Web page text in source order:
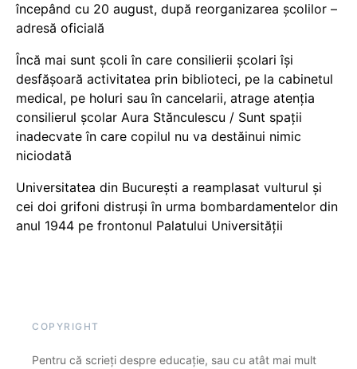
începând cu 20 august, după reorganizarea școlilor –
adresă oficială
Încă mai sunt școli în care consilierii școlari își
desfășoară activitatea prin biblioteci, pe la cabinetul
medical, pe holuri sau în cancelarii, atrage atenția
consilierul școlar Aura Stănculescu / Sunt spații
inadecvate în care copilul nu va destăinui nimic
niciodată
Universitatea din București a reamplasat vulturul și
cei doi grifoni distruși în urma bombardamentelor din
anul 1944 pe frontonul Palatului Universității
COPYRIGHT
Pentru că scrieți despre educație, sau cu atât mai mult